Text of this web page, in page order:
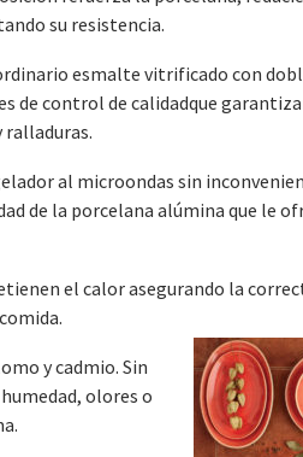
su resistencia.
esmalte vitrificado con
de control de calidadque
ralladuras.
al microondas sin
de la porcelana alúmina que le
el calor asegurando la
y cadmio. Sin
olores o